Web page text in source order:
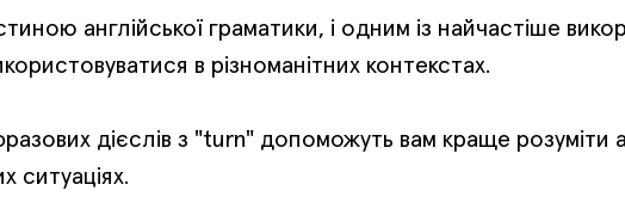
англійської граматики, і одним із найчастіше
в різноманітних контекстах.
дієслів з "turn" допоможуть вам краще розуміти
ситуаціях.